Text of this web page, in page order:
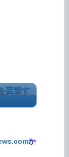
回避す
か